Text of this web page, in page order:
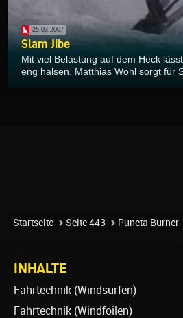
25.03.2007
Slam Jibe
Mit viel Belastung auf dem Heck
eng halsen. Matthias Wöhl sorgt für
Startseite Seite 443 Puneta Burner
INHALTE
Fahrtechnik (Windsurfen)
Fahrtechnik (Windfoilen)